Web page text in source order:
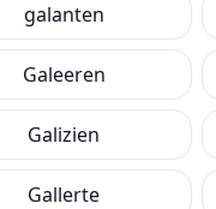
galanten
Galeeren
Galizien
Gallerte